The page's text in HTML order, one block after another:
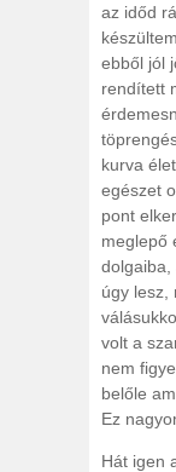
az időd
ebből jól
rendített
kurva
egészet
pont
meglepő
dolgaiba,
úgy lesz,
volt a
nem
belőle
Ez
Hát igen